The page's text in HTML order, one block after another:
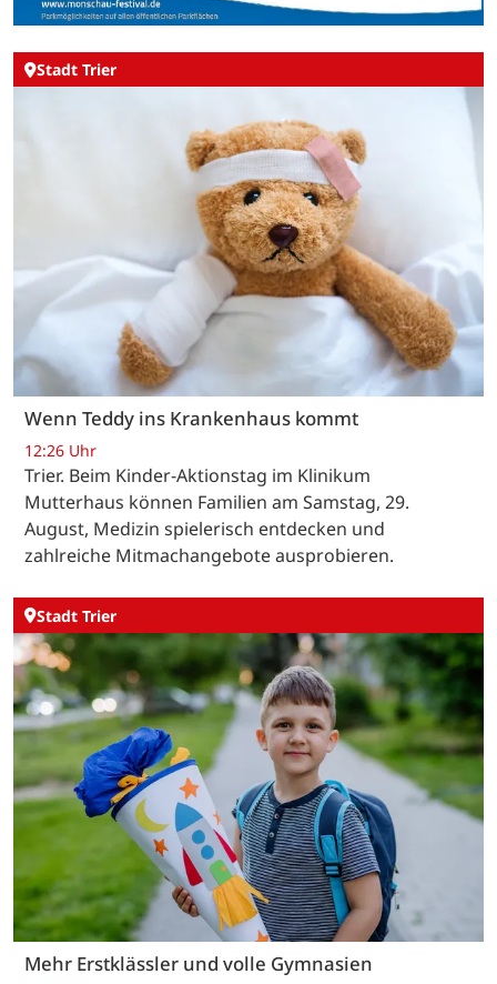
Stadt Trier
Wenn Teddy ins Krankenhaus kommt
12:26 Uhr
Trier. Beim Kinder-Aktionstag im Klinikum
Mutterhaus können Familien am Samstag, 29.
August, Medizin spielerisch entdecken und
zahlreiche Mitmachangebote ausprobieren.
Stadt Trier
Mehr Erstklässler und volle Gymnasien